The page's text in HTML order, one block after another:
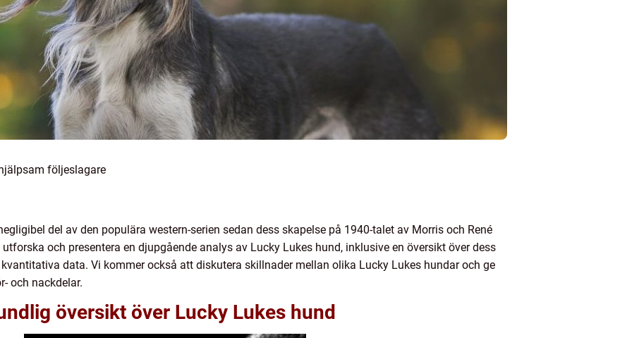
följeslagare
del av den populära western-serien sedan dess skapelse på 1940-talet av Morris och René
och presentera en djupgående analys av Lucky Lukes hund, inklusive en översikt över dess
data. Vi kommer också att diskutera skillnader mellan olika Lucky Lukes hundar och ge
och nackdelar.
översikt över Lucky Lukes hund